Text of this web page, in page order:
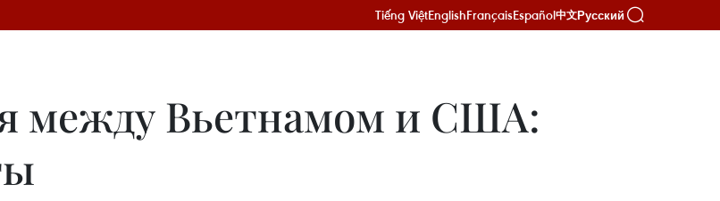
Tiếng ViệtEnglishFrançaisEspañol中文Русский
между Вьетнамом и США: